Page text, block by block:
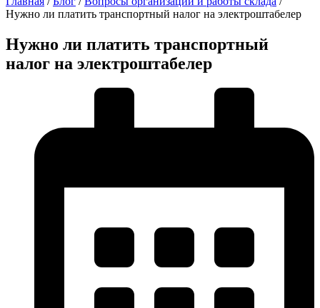
Нужно ли платить транспортный налог на электроштабелер
Нужно ли платить транспортный
налог на электроштабелер